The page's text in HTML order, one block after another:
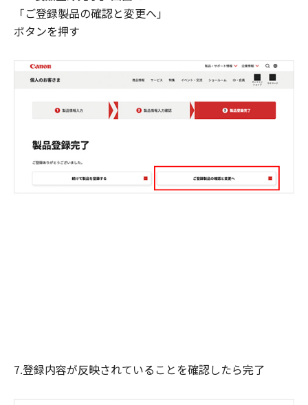
「ご登録製品の確認と変更へ」
ボタンを押す
7.登録内容が反映されていることを確認したら完了